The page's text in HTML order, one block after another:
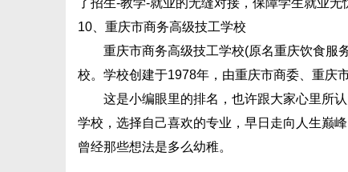
了招生-教学-就业的无缝对接，保障学生就业无
10、重庆市商务高级技工学校
重庆市商务高级技工学校(原名重庆饮食服务
校。学校创建于1978年，由重庆市商委、重庆
这是小编眼里的排名，也许跟大家心里所认
学校，选择自己喜欢的专业，早日走向人生巅
曾经那些想法是多么幼稚。